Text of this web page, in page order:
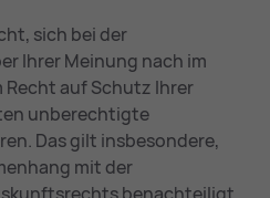
sich bei der
Ihrer Meinung nach im
Recht auf Schutz Ihrer
unberechtigte
Das gilt insbesondere,
mit der